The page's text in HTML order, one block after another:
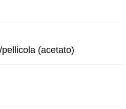
(acetato)